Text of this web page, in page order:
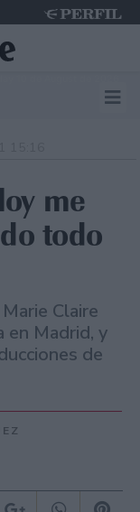
me
todo
Claire
en Madrid, y
de